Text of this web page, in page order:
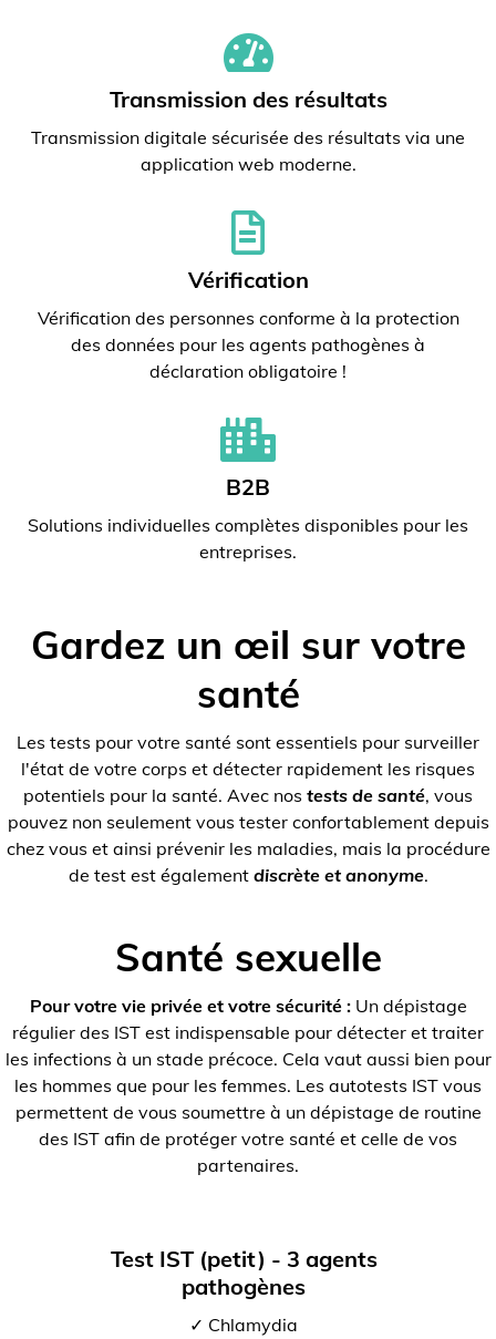
Transmission des résultats
Transmission digitale sécurisée des résultats via une
application web moderne.
Vérification
Vérification des personnes conforme à la protection
des données pour les agents pathogènes à
déclaration obligatoire !
B2B
Solutions individuelles complètes disponibles pour les
entreprises.
Gardez un œil sur votre
santé
Les tests pour votre santé sont essentiels pour surveiller
l'état de votre corps et détecter rapidement les risques
potentiels pour la santé. Avec nos tests de santé, vous
pouvez non seulement vous tester confortablement depuis
chez vous et ainsi prévenir les maladies, mais la procédure
de test est également discrète et anonyme.
Santé sexuelle
Pour votre vie privée et votre sécurité :Un dépistage
régulier des IST est indispensable pour détecter et traiter
les infections à un stade précoce. Cela vaut aussi bien pour
les hommes que pour les femmes. Les autotests IST vous
permettent de vous soumettre à un dépistage de routine
des IST afin de protéger votre santé et celle de vos
partenaires.
Test IST (petit) - 3 agents
pathogènes
✓ Chlamydia